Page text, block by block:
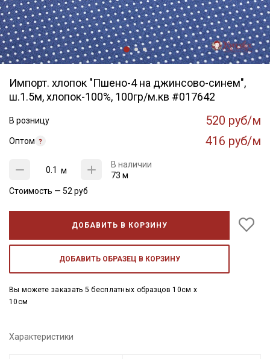
Импорт. хлопок "Пшено-4 на джинсово-синем",
ш.1.5м, хлопок-100%, 100гр/м.кв #017642
В розницу 520 руб/м
Оптом 416 руб/м
м
В наличии
73 м
Стоимость — 52 руб
ДОБАВИТЬ В КОРЗИНУ
ДОБАВИТЬ ОБРАЗЕЦ В КОРЗИНУ
Вы можете заказать 5 бесплатных образцов 10см x
10см
Характеристики